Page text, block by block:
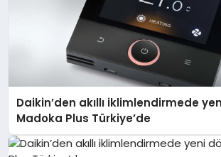
Daikin’den akıllı iklimlendirmede
Madoka Plus Türkiye’de